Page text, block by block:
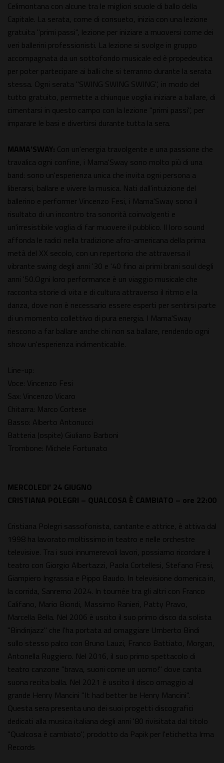
Celimontana con alcune tra le migliori scuole di ballo della
Capitale. La serata, come di consueto, inizia con una lezione
gratuita "primi passi", lezione per iniziare a muoversi come dei
veri ballerini professionisti. La lezione si svolge in gruppo
accompagnata da un sottofondo musicale ed è propedeutica
per poter partecipare ai balli che si terranno durante la serata
stessa. Ogni serata "SWING SWING SWING", in modo del
tutto gratuito, permette a chiunque voglia iniziare a ballare, di
cimentarsi in questo campo con la lezione "primi passi", per
imparare le basi e divertirsi durante tutta la sera.
MAMA'SWAY: Con un'energia travolgente e una passione che
travalica ogni confine, i Mama'Sway sono molto più di una
band: sono un'esperienza unica che invita ogni persona a
liberarsi, ballare e vivere la musica. Nati dall'intuizione del
ballerino e performer Vincenzo Fesi, i Mama'Sway sono il
risultato di un incontro tra sonorità coinvolgenti e
un'irresistibile voglia di far muovere il pubblico. Il loro sound
affonda le radici nella tradizione afro-americana della prima
metà del XX secolo, con un repertorio che attraversa il
vibrante swing degli anni '30 e '40 fino ai primi brani soul degli
anni '50.Ogni loro performance è un viaggio musicale che
racconta storie di vita e di cultura attraverso il ritmo e la
danza, dove non è necessario essere esperti per sentirsi parte
di un momento collettivo di pura energia. I Mama'Sway
riescono a far ballare anche chi non sa ballare, rendendo ogni
show un'esperienza indimenticabile.
Line-up:
Voce: Vincenzo Fesi
Sax: Vincenzo Vicaro
Chitarra: Marco Cortese
Basso: Alberto Antonucci
Batteria (ospite) Giuliano Barboni
Trombone: Michele Fortunato
MERCOLEDI' 24 GIUGNO
CRISTIANA POLEGRI – QUALCOSA È CAMBIATO – ore 22:00
Cristiana Polegri sassofonista, cantante e attrice, è attiva dal
1998 ha lavorato moltissimo in teatro e nelle orchestre
televisive. Tra i suoi innumerevoli lavori, possiamo ricordare il
teatro con Giorgio Albertazzi, Paola Cortellesi, Stefano Fresi,
Giampiero Ingrassia e Pippo Baudo. In televisione domenica in,
la corrida, Sanremo 2024. In tournée tra gli altri con Franco
Califano, Mario Biondi, Massimo Ranieri, Patty Pravo,
Marcella Bella. Nel 2006 è uscito il suo primo disco da solista
"Bindinjazz" che l'ha portata ad omaggiare Umberto Bindi
sullo stesso palco con Bruno Lauzi, Franco Battiato, Morgan,
Antonella Ruggiero. Nel 2016, il suo primo spettacolo di
teatro canzone "brava, suoni come un uomo!" dove canta
suona recita balla. Nel 2021 è uscito il disco omaggio al
grande Henry Mancini "It had better be Henry Mancini".
Questa sera presenta uno dei suoi progetti discografici
dedicati alla musica italiana degli anni '80 rivisitata dal titolo
"Qualcosa è cambiato", prodotto da Papik per l'etichetta Irma
Records